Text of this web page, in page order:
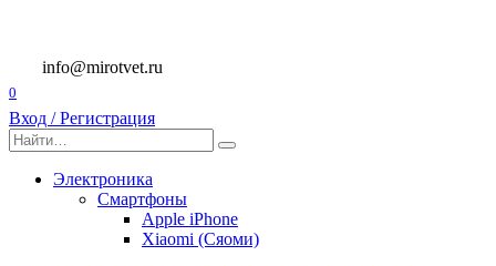
содержанию
info@mirotvet.ru
0
Вход / Регистрация
Search
for:
Электроника
Смартфоны
Apple iPhone
Xiaomi (Сяоми)